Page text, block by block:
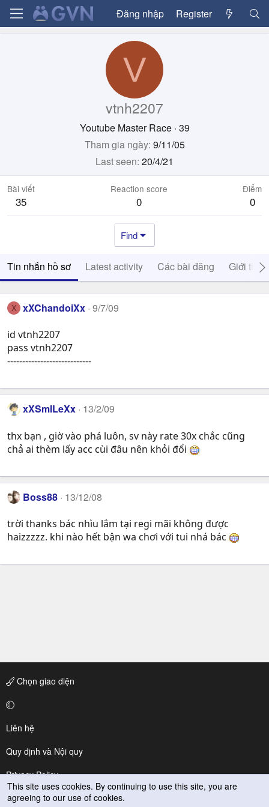
Đăng nhập Register
V
vtnh2207
Youtube Master Race · 39
Tham gia ngày 9/11/05
Last seen 20/4/21
Bài viết
35
Reaction score
0
Điểm
0
Find
Tin nhắn hồ sơ Latest activity Các bài đăng Giới thiệu
X xXChandoiXx 9/7/09
id vtnh2207
pass vtnh2207
----------------------------
xXSmILeXx 13/2/09
thx bạn , giờ vào phá luôn, sv này rate 30x chắc cũng
chả ai thèm lấy acc cùi đâu nên khỏi đổi
Boss88 13/12/08
trời thanks bác nhìu lắm tại regi mãi không được
haizzzzz. khi nào hết bận wa chơi với tui nhá bác
Chọn giao diện
Liên hệ
Quy định và Nội quy
Privacy Policy
Trợ giúp
This site uses cookies. By continuing to use this site, you are
agreeing to our use of cookies.